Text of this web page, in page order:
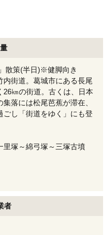
散策(半日)※健脚向き
内街道。葛城市にある長尾
㎞の街道。古くは、日本
落には松尾芭蕉が滞在、
し「街道をゆく」にも登
里塚～綿弓塚～三塚古墳
者